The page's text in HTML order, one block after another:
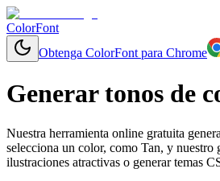
ColorFont
Obtenga ColorFont para Chrome
Generar tonos de
Nuestra herramienta online gratuita
selecciona un color, como Tan, y nuestro
ilustraciones atractivas o generar temas